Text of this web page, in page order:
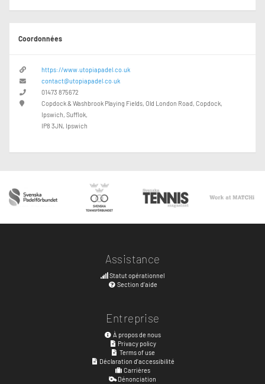
Coordonnées
https://www.utopiapadel.co.uk
contact@utopiapadel.co.uk
01473 875672
Copdock & Washbrook Playing Fields, Old London Road, Copdock,
Ipswich, Sufflok,
IP8 3JN, Ipswich
Assistance
Statut opérationnel
Section d’aide
Entreprise
À propos de nous
Privacy policy
Terms of use
Déclaration d’accessibilité
Carrières
Dénonciation